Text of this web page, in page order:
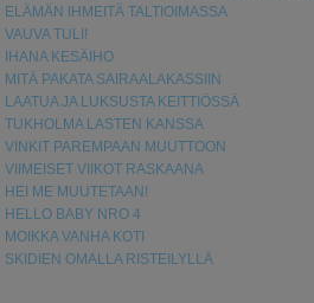
ELÄMÄN IHMEITÄ TALTIOIMASSA
VAUVA TULI!
IHANA KESÄIHO
MITÄ PAKATA SAIRAALAKASSIIN
LAATUA JA LUKSUSTA KEITTIÖSSÄ
TUKHOLMA LASTEN KANSSA
VINKIT PAREMPAAN MUUTTOON
VIIMEISET VIIKOT RASKAANA
HEI ME MUUTETAAN!
HELLO BABY NRO 4
MOIKKA VANHA KOTI
SKIDIEN OMALLA RISTEILYLLÄ